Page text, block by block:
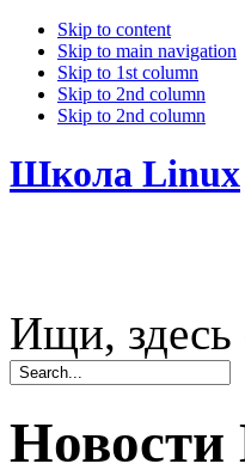
Skip to content
Skip to main navigation
Skip to 1st column
Skip to 2nd column
Skip to 2nd column
Школа Linux
Ищи, здесь